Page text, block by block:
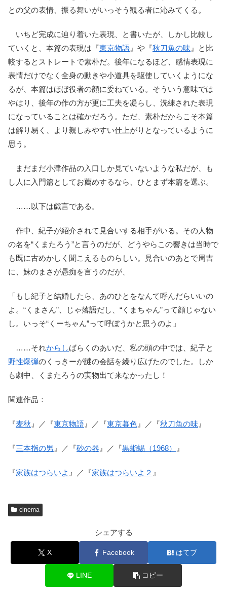
との父の表情、振る舞いがいっそう観る者に沁みてくる。
いちど完成に辿り着いた表現、と書いたが、しかし比較し
ていくと、本篇の表現は『東京物語 』や『秋刀魚の味 』と比
較するとストレートで素朴だ。後年になるほど、感情表現に
表情だけでなく全身の動きや小道具を駆使していくようにな
るが、本篇はほぼ役者の顔に委ねている。そういう意味では
やはり、後年の作の方が更に工夫を凝らし、洗練された表現
になっていることは確かだろう。ただ、素朴だからこそ本篇
は解り易く、より親しみやすい仕上がりとなっているように
思う。
まだまだ小津作品の入口しか見ていないような私だが、も
し人に入門篇としてお薦めするなら、ひとまず本篇を選ぶ。
……以下は戯言である。
作中、紀子が紹介されて見合いする相手がいる。その人物
の名を“くまたろう”と言うのだが、どうやらこの響きは当時で
も既に古めかしく聞こえるものらしい。見合いのあとで周吉
に、妹のまさが愚痴を言うのだが、
「もし紀子と結婚したら、あのひとをなんて呼んだらいいの
よ。“くまさん”、じゃ落語だし、“くまちゃん”って顔じゃない
し。いっそ“くーちゃん”って呼ぼうかと思うのよ」
……それからしばらくのあいだ、私の頭の中では、紀子と
野性爆弾のくっきーが謎の会話を繰り広げたのでした。しか
も劇中、くまたろうの実物出て来なかったし！
関連作品：
『麦秋 』／『東京物語 』／『東京暮色 』／『秋刀魚の味 』
『三本指の男 』／『砂の器 』／『黒蜥蜴（1968） 』
『家族はつらいよ 』／『家族はつらいよ２ 』
cinema
シェアする
X Facebook はてブ
LINE コピー